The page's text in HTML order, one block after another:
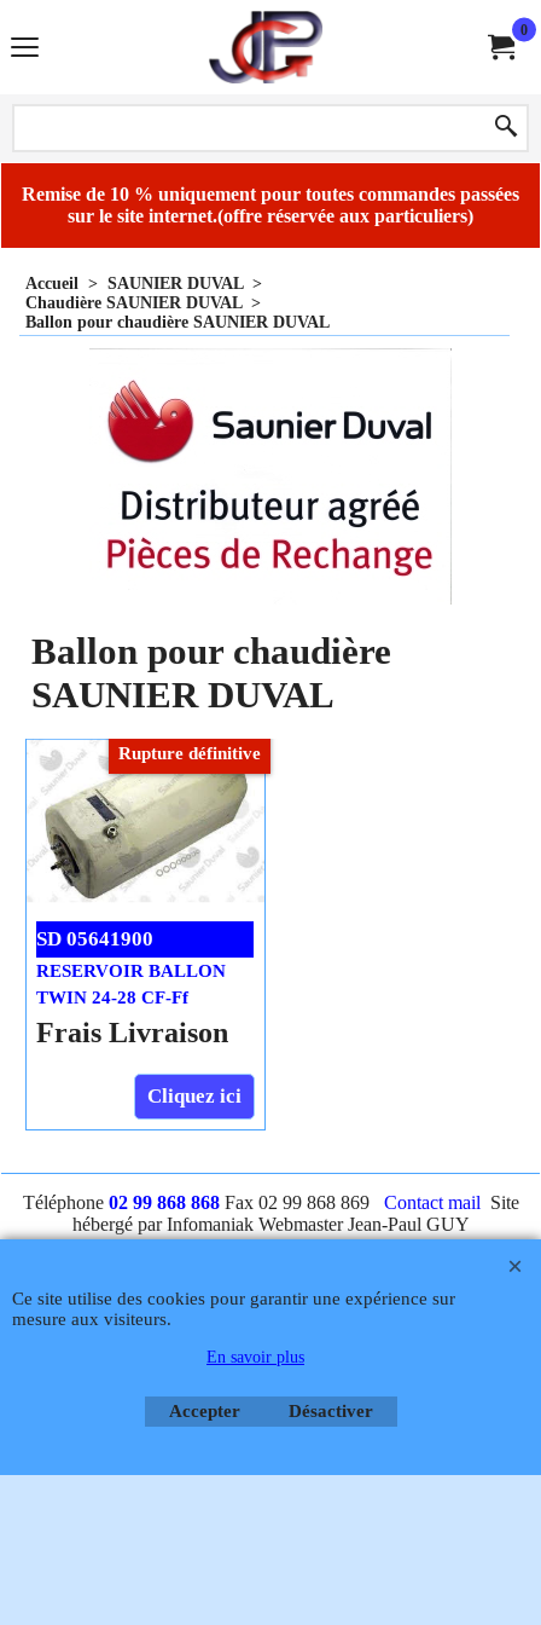
0
Remise de 10 % uniquement pour toutes commandes passées
sur le site internet.(offre réservée aux particuliers)
Accueil > SAUNIER DUVAL>
Chaudière SAUNIER DUVAL>
Ballon pour chaudière SAUNIER DUVAL
Ballon pour chaudière
SAUNIER DUVAL
Rupture définitive
SD 05641900
Frais Livraison
RESERVOIR BALLON
TWIN 24-28 CF-Ff
Cliquez ici
Téléphone 02 99 868 868Fax 02 99 868 869 Contact mail Site
hébergé par Infomaniak Webmaster Jean-Paul GUY
Boutique en ligne créés
Ce site utilise des cookies pour garantir une expérience sur
mesure aux visiteurs.
En savoir plus
Accepter Désactiver